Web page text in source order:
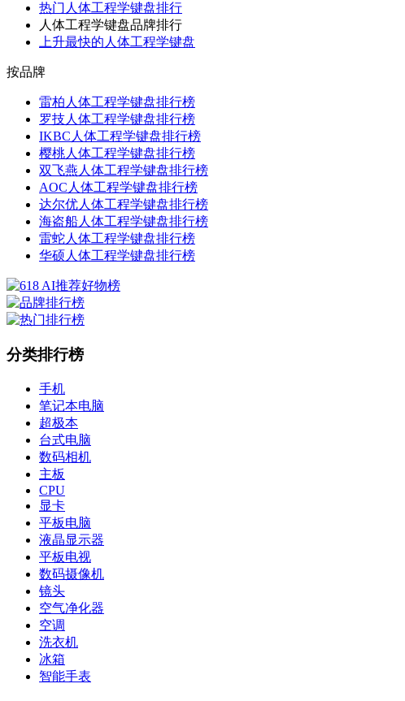
热门人体工程学键盘排行
人体工程学键盘品牌排行
上升最快的人体工程学键盘
按品牌
雷柏人体工程学键盘排行榜
罗技人体工程学键盘排行榜
IKBC人体工程学键盘排行榜
樱桃人体工程学键盘排行榜
双飞燕人体工程学键盘排行榜
AOC人体工程学键盘排行榜
达尔优人体工程学键盘排行榜
海盗船人体工程学键盘排行榜
雷蛇人体工程学键盘排行榜
华硕人体工程学键盘排行榜
分类排行榜
手机
笔记本电脑
超极本
台式电脑
数码相机
主板
CPU
显卡
平板电脑
液晶显示器
平板电视
数码摄像机
镜头
空气净化器
空调
洗衣机
冰箱
智能手表